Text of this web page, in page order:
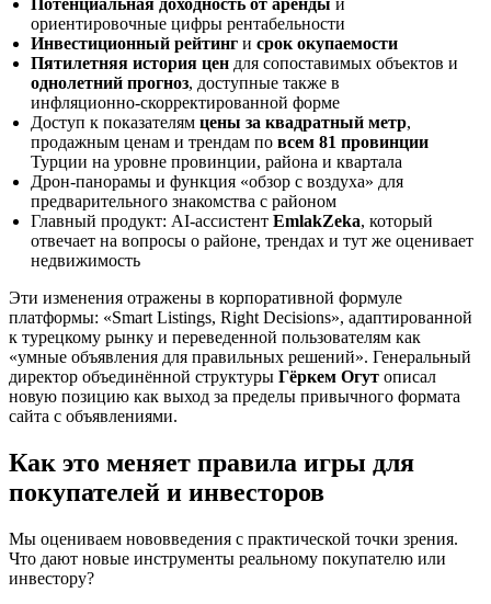
Потенциальная доходность от аренды и
ориентировочные цифры рентабельности
Инвестиционный рейтинг и срок окупаемости
Пятилетняя история цен для сопоставимых объектов и
однолетний прогноз, доступные также в
инфляционно‑скорректированной форме
Доступ к показателям цены за квадратный метр,
продажным ценам и трендам по всем 81 провинции
Турции на уровне провинции, района и квартала
Дрон‑панорамы и функция «обзор с воздуха» для
предварительного знакомства с районом
Главный продукт: AI‑ассистент EmlakZeka, который
отвечает на вопросы о районе, трендах и тут же оценивает
недвижимость
Эти изменения отражены в корпоративной формуле
платформы: «Smart Listings, Right Decisions», адаптированной
к турецкому рынку и переведенной пользователям как
«умные объявления для правильных решений». Генеральный
директор объединённой структуры Гёркем Огут описал
новую позицию как выход за пределы привычного формата
сайта с объявлениями.
Как это меняет правила игры для
покупателей и инвесторов
Мы оцениваем нововведения с практической точки зрения.
Что дают новые инструменты реальному покупателю или
инвестору?